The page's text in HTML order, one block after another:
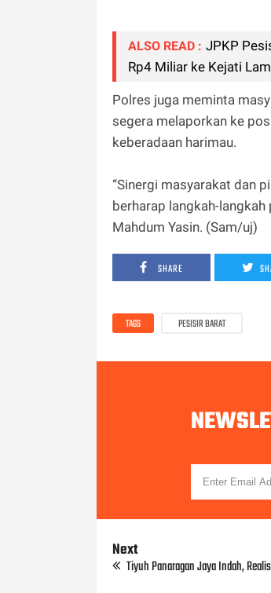
ALSO READ : JPKP
Rp4 Miliar ke Kejati
Polres juga meminta
segera melaporkan ke
keberadaan harimau.
“Sinergi masyarakat dan
berharap langkah-
Mahdum Yasin. (Sam/uj)
SHARE
TAGS PESISIR BARAT
Next
Tiyuh Panaragan Jaya Indah,